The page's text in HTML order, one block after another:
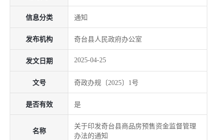
信息分类 通知
发布机构 奇台县人民政府办公室
发文日期 2025-04-25
文号 奇政办规〔2025〕1号
是否有效 是
名称
关于印发奇台县商品房预售资金监督管理
办法的通知